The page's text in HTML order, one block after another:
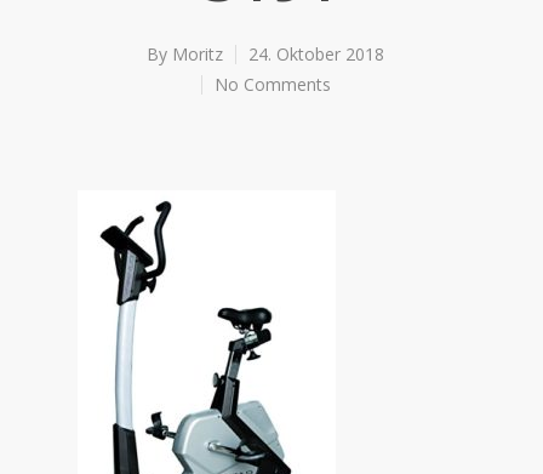
By Moritz
24. Oktober 2018
No Comments